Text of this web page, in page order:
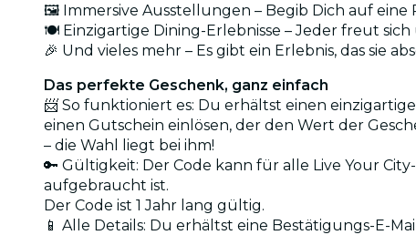
🖼️ Immersive Ausstellungen – Begib Dich auf
🍽️ Einzigartige Dining-Erlebnisse – Jeder freut sich
🎉 Und vieles mehr – Es gibt ein Erlebnis, das sie
Das perfekte Geschenk, ganz einfach
📨 So funktioniert es: Du erhältst einen
einen Gutschein einlösen, der den Wert der
– die Wahl liegt bei ihm!
🔑 Gültigkeit: Der Code kann für alle Live Your
aufgebraucht ist.
Der Code ist 1 Jahr lang gültig.
📱 Alle Details: Du erhältst eine Bestätigungs-E-